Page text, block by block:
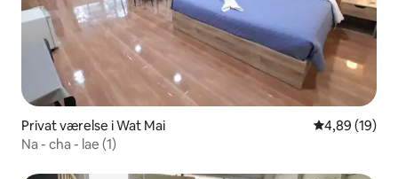
Privat værelse i Wat Mai 4,89 ud af 5 i
4,89 (19)
Na - cha - lae (1)